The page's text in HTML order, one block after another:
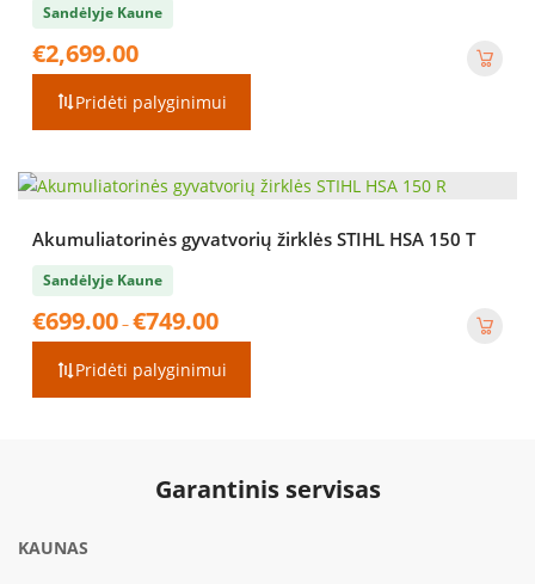
Sandėlyje Kaune
€2,699.00
Pridėti palyginimui
Akumuliatorinės gyvatvorių žirklės STIHL HSA 150 T
Sandėlyje Kaune
€699.00–€749.00
€699.00
through
Pridėti palyginimui
Garantinis servisas
KAUNAS